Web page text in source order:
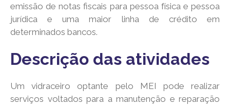
emissão de notas fiscais para pessoa física e pessoa
jurídica e uma maior linha de crédito em
determinados bancos.
Descrição das atividades
Um vidraceiro optante pelo MEI pode realizar
serviços voltados para a manutenção e reparação